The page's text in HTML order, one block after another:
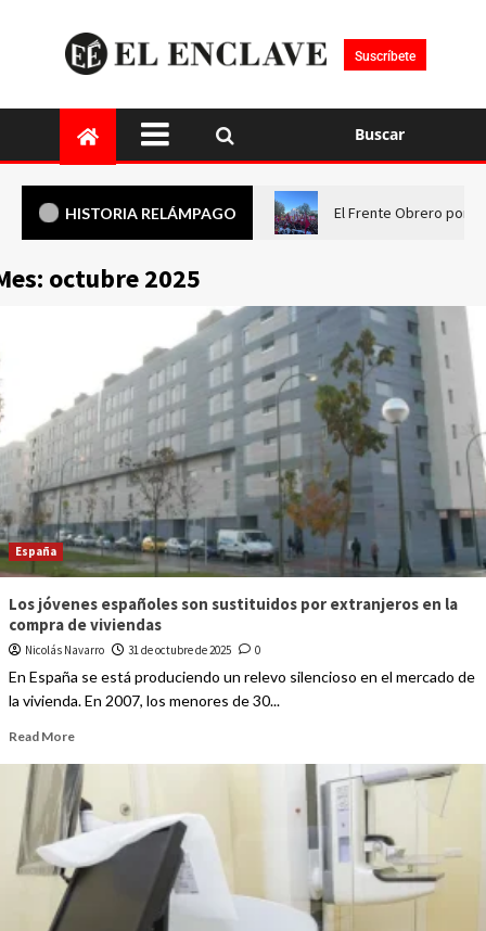
Suscríbete
Buscar
HISTORIA RELÁMPAGO El Frente Obrero pone
octubre 2025
España
Los jóvenes españoles son sustituidos por extranjeros en la
compra de viviendas
Nicolás Navarro 31 de octubre de 2025 0
En España se está produciendo un relevo silencioso en el mercado de
la vivienda. En 2007, los menores de 30...
Read More